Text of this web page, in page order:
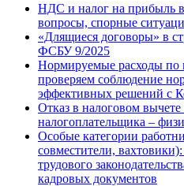
НДС и налог на прибыль в
вопросы, спорные
«Длящиеся договоры» в
ФСБУ 9/2025
Нормируемые расходы по
проверяем соблюдение
эффективных решений с
Отказ в налоговом
налогоплательщика –
Особые категории
совместители,
трудового
кадровых документов